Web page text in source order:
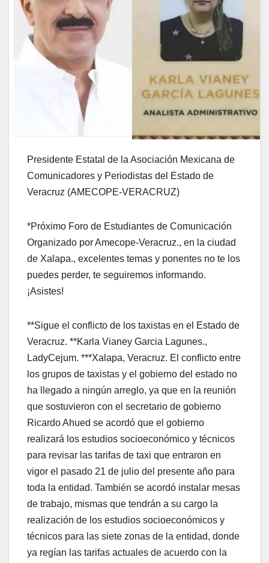
Presidente Estatal de la Asociación Mexicana de
Comunicadores y Periodistas del Estado de
Veracruz (AMECOPE-VERACRUZ)
*Próximo Foro de Estudiantes de Comunicación
Organizado por Amecope-Veracruz., en la ciudad
de Xalapa., excelentes temas y ponentes no te los
puedes perder, te seguiremos informando.
¡Asistes!
**Sigue el conflicto de los taxistas en el Estado de
Veracruz. **Karla Vianey Garcia Lagunes.,
LadyCejum. ***Xalapa, Veracruz. El conflicto entre
los grupos de taxistas y el gobierno del estado no
ha llegado a ningún arreglo, ya que en la reunión
que sostuvieron con el secretario de gobierno
Ricardo Ahued se acordó que el gobierno
realizará los estudios socioeconómico y técnicos
para revisar las tarifas de taxi que entraron en
vigor el pasado 21 de julio del presente año para
toda la entidad. También se acordó instalar mesas
de trabajo, mismas que tendrán a su cargo la
realización de los estudios socioeconómicos y
técnicos para las siete zonas de la entidad, donde
ya regían las tarifas actuales de acuerdo con la